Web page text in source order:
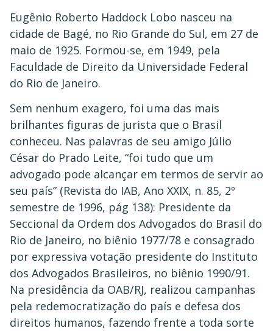
Eugênio Roberto Haddock Lobo nasceu na
cidade de Bagé, no Rio Grande do Sul, em 27 de
maio de 1925. Formou-se, em 1949, pela
Faculdade de Direito da Universidade Federal
do Rio de Janeiro.
Sem nenhum exagero, foi uma das mais
brilhantes figuras de jurista que o Brasil
conheceu. Nas palavras de seu amigo Júlio
César do Prado Leite, “foi tudo que um
advogado pode alcançar em termos de servir ao
seu país” (Revista do IAB, Ano XXIX, n. 85, 2º
semestre de 1996, pág 138): Presidente da
Seccional da Ordem dos Advogados do Brasil do
Rio de Janeiro, no biênio 1977/78 e consagrado
por expressiva votação presidente do Instituto
dos Advogados Brasileiros, no biênio 1990/91.
Na presidência da OAB/RJ, realizou campanhas
pela redemocratização do país e defesa dos
direitos humanos, fazendo frente a toda sorte